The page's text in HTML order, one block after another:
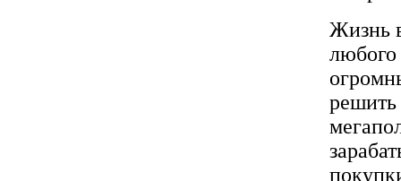
Жизнь
любого
решить